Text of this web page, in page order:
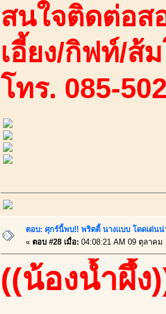
สนใจติดต่อส
เอี้ยง/กิฟท์/ส้
โทร. 085-
ตอบ: ศุกร์นี้พบ!! พริตตี้ นางแบบ โดดเด่นน่
« ตอบ #28 เมื่อ: 04:08:21 AM 09 ตุลาคม
((น้องน้ำผึ้ง